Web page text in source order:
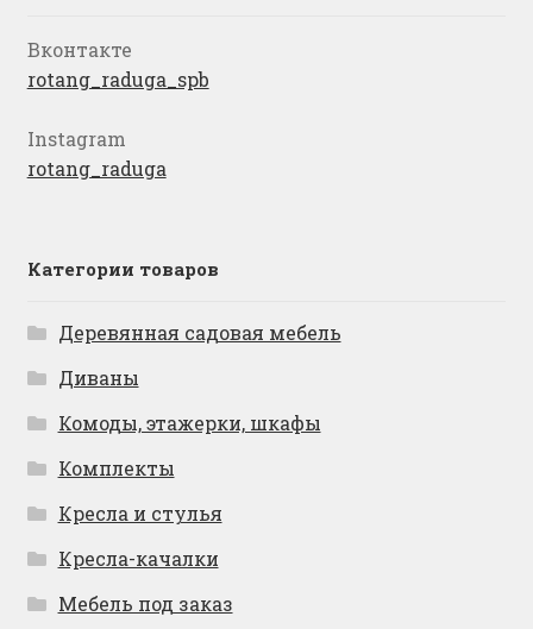
Вконтакте
rotang_raduga_spb
Instagram
rotang_raduga
Категории товаров
Деревянная садовая мебель
Диваны
Комоды, этажерки, шкафы
Комплекты
Кресла и стулья
Кресла-качалки
Мебель под заказ